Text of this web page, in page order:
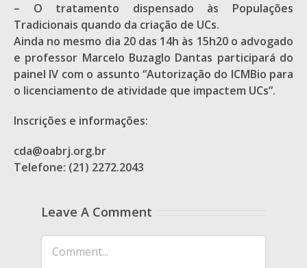
– O tratamento dispensado às Populações
Tradicionais quando da criação de UCs.
Ainda no mesmo dia 20 das 14h às 15h20 o advogado
e professor Marcelo Buzaglo Dantas participará do
painel IV com o assunto “Autorização do ICMBio para
o licenciamento de atividade que impactem UCs”.
Inscrições e informações:
cda@oabrj.org.br
Telefone: (21) 2272.2043
Leave A Comment
Comment